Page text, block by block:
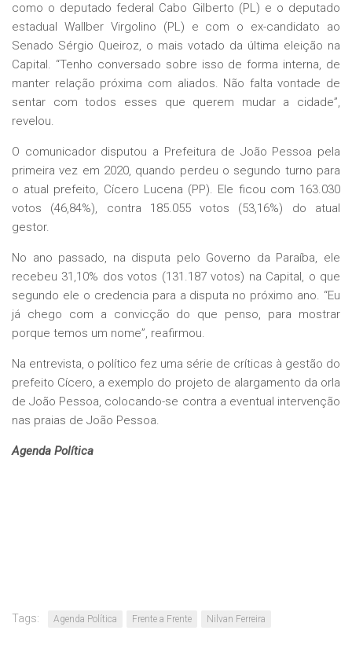
como o deputado federal Cabo Gilberto (PL) e o deputado
estadual Wallber Virgolino (PL) e com o ex-candidato ao
Senado Sérgio Queiroz, o mais votado da última eleição na
Capital. “Tenho conversado sobre isso de forma interna, de
manter relação próxima com aliados. Não falta vontade de
sentar com todos esses que querem mudar a cidade”,
revelou.
O comunicador disputou a Prefeitura de João Pessoa pela
primeira vez em 2020, quando perdeu o segundo turno para
o atual prefeito, Cícero Lucena (PP). Ele ficou com 163.030
votos (46,84%), contra 185.055 votos (53,16%) do atual
gestor.
No ano passado, na disputa pelo Governo da Paraíba, ele
recebeu 31,10% dos votos (131.187 votos) na Capital, o que
segundo ele o credencia para a disputa no próximo ano. “Eu
já chego com a convicção do que penso, para mostrar
porque temos um nome”, reafirmou.
Na entrevista, o político fez uma série de críticas à gestão do
prefeito Cícero, a exemplo do projeto de alargamento da orla
de João Pessoa, colocando-se contra a eventual intervenção
nas praias de João Pessoa.
Agenda Política
Tags: Agenda Política Frente a Frente Nilvan Ferreira